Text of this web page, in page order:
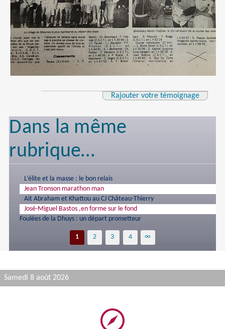
Rajouter votre témoignage
Dans la même
rubrique…
L’élite et la masse : le bon relais
Jean Tronson marathon man
Ait Abraham et Khattou au CJ Château-Thierry
José-Miguel Bastos ,en forme sur le fond
Foulées de la Dhuys : un départ prometteur
1 2 3 4 ∞
Samedi 8 août 2026